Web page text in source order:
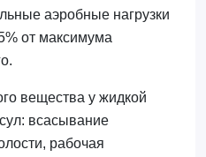
аэробные нагрузки
от максимума
вещества у жидкой
всасывание
рабочая